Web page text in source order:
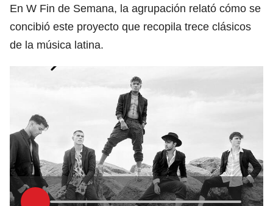
En W Fin de Semana, la agrupación relató cómo se
concibió este proyecto que recopila trece clásicos
de la música latina.